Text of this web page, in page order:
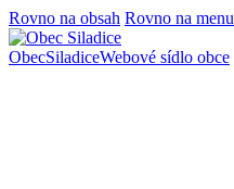
Rovno na obsah Rovno na menu
ObecSiladiceWebové sídlo obce